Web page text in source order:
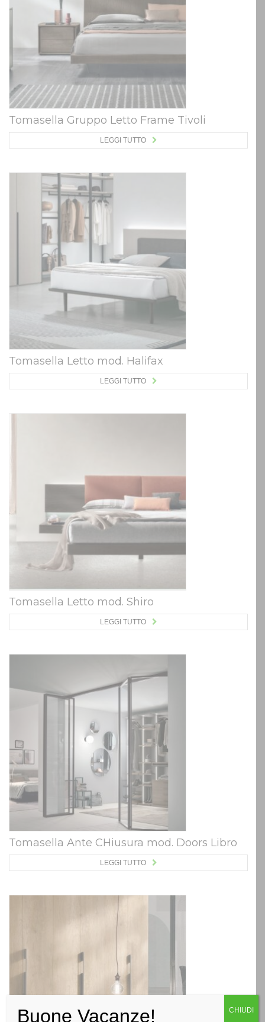
Tomasella Gruppo Letto Frame Tivoli
LEGGI TUTTO
Tomasella Letto mod. Halifax
LEGGI TUTTO
Tomasella Letto mod. Shiro
LEGGI TUTTO
Tomasella Ante CHiusura mod. Doors Libro
LEGGI TUTTO
Buone Vacanze! CHIUDI